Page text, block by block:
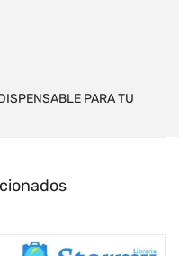
PARA TU